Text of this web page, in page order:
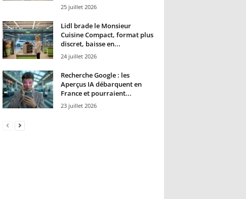
25 juillet 2026
Lidl brade le Monsieur
Cuisine Compact, format plus
discret, baisse en...
24 juillet 2026
Recherche Google : les
Aperçus IA débarquent en
France et pourraient...
23 juillet 2026